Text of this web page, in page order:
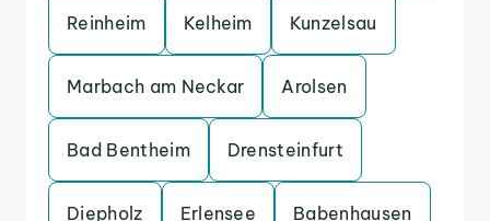
Reinheim Kelheim Kunzelsau
Marbach am Neckar Arolsen
Bad Bentheim Drensteinfurt
Diepholz Erlensee Babenhausen